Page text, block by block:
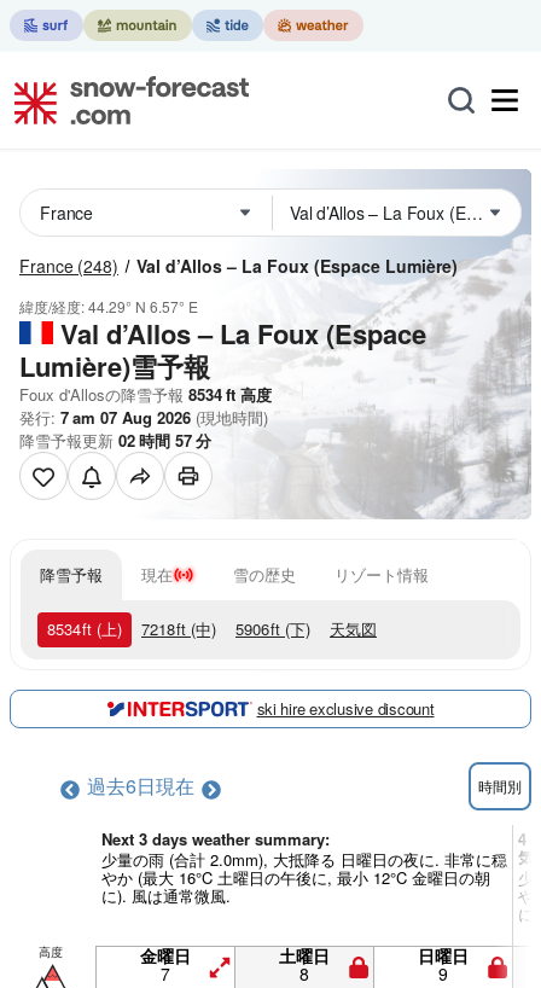
France (248) Val d’Allos – La Foux (Espace Lumière)
緯度/経度:44.29° N 6.57° E
Val d’Allos – La Foux (Espace
Lumière)雪予報
Foux d'Allosの降雪予報 8534ft 高度
発行: 7 am 07 Aug 2026 (現地時間)
降雪予報更新 02時間 57分
降雪予報 現在 雪の歴史 リゾート情報
8534ft (上) 7218ft (中) 5906ft (下) 天気図
ski hire exclusive discount
過去6日現在 時間別
Next 3 days weather summary:
少量の雨 (合計 2.0mm), 大抵降る 日曜日の夜に. 非常に穏
やか (最大 16°C 土曜日の午後に, 最小 12°C 金曜日の朝
に). 風は通常微風.
4 -
気
少
や
に
高度 金曜日
7
土曜日
8
日曜日
9